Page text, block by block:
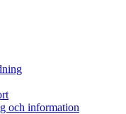
och information